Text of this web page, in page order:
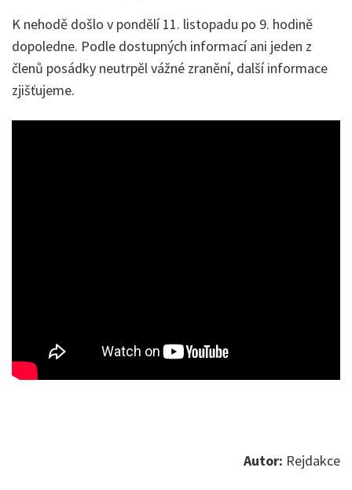
K nehodě došlo v pondělí 11. listopadu po 9. hodině
dopoledne. Podle dostupných informací ani jeden z
členů posádky neutrpěl vážné zranění, další informace
zjišťujeme.
Autor: Rejdakce